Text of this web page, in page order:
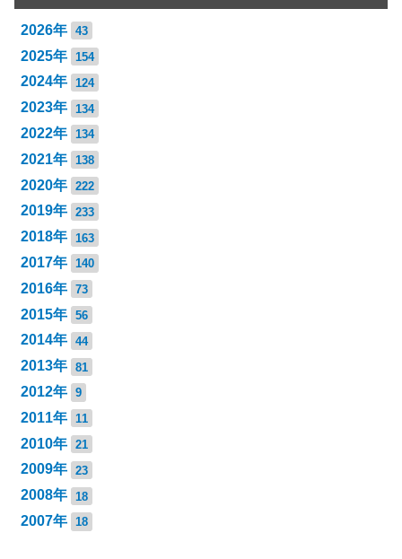
2026年 43
2025年 154
2024年 124
2023年 134
2022年 134
2021年 138
2020年 222
2019年 233
2018年 163
2017年 140
2016年 73
2015年 56
2014年 44
2013年 81
2012年 9
2011年 11
2010年 21
2009年 23
2008年 18
2007年 18